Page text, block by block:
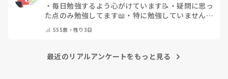
・ 毎日勉強するよう心がけています📝 ・疑問に思っ
た点のみ勉強してます📖 ・ 特に勉強していません・
その他（コメントで教えてください）
555票・残り3日
最近のリアルアンケートをもっと見る